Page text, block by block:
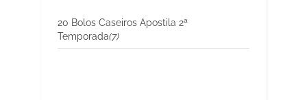
20 Bolos Caseiros Apostila 2ª
Temporada(7)